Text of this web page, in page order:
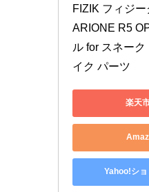
FIZIK フィジ
ARIONE R5
ル for スネー
イク パーツ
楽天
Yahoo!シ